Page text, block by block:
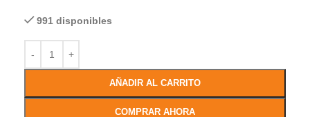
991 disponibles
AÑADIR AL CARRITO
COMPRAR AHORA